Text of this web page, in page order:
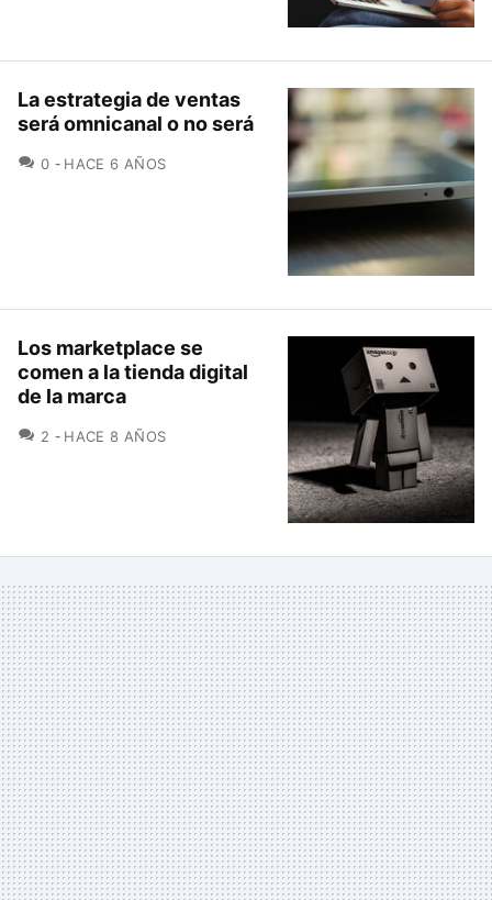
La estrategia de ventas
será omnicanal o no será
0 COMENTARIOS
HACE 6 AÑOS
Los marketplace se
comen a la tienda digital
de la marca
2 COMENTARIOS
HACE 8 AÑOS